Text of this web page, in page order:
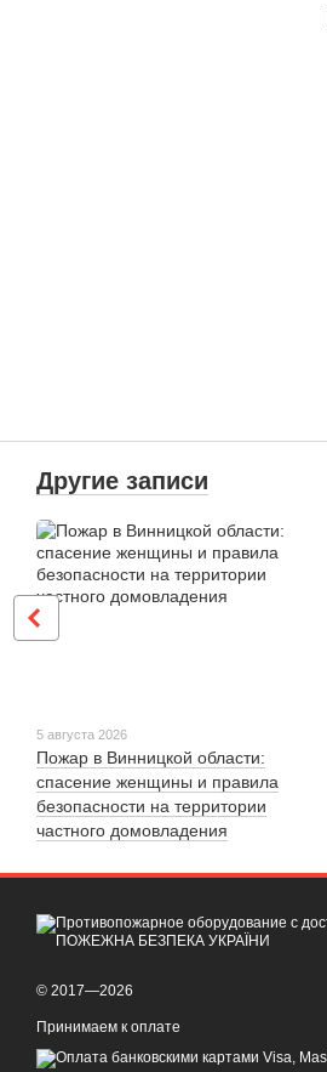
Другие записи
5 августа 2026
Пожар в Винницкой области:
спасение женщины и правила
безопасности на территории
частного домовладения
© 2017—2026
Принимаем к оплате